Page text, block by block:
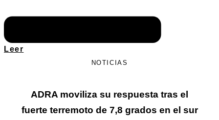
Leer
NOTICIAS
ADRA moviliza su respuesta tras el
fuerte terremoto de 7,8 grados en el sur